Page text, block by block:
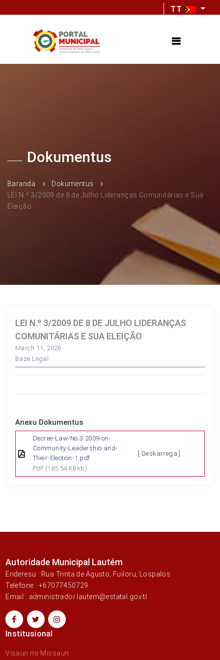
TT
Dokumentus
Baranda
Dokumentus
LEI N.º 3/2009 de 8 de Julho Lideranças Comunitárias e Sua
Eleição
LEI N.º 3/2009 DE 8 DE JULHO LIDERANÇAS
COMUNITÁRIAS E SUA ELEIÇÃO
March 11, 2026
Baze Legal
Anexu Dokumentus
Decree-Law-No.3.2009-on-
Community-Leadershio-and-
Their-Election-1.pdf
Pdf (185.54 KBkb)
[ Deskarrega ]
Autoridade Municipal Lautém
Enderesu : Rua Trinta de Agusto, Fuiloru, Lospalos
Telefone : +67077450729
Email : administrador.lautem@estatal.gov.tl
Institusional
Visaun no Missaun